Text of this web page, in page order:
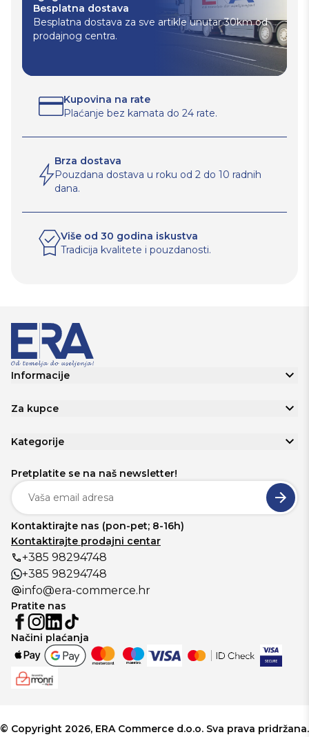
Besplatna dostava
Besplatna dostava za sve artikle unutar 30km od
prodajnog centra.
Kupovina na rate
Plaćanje bez kamata do 24 rate.
Brza dostava
Pouzdana dostava u roku od 2 do 10 radnih
dana.
Više od 30 godina iskustva
Tradicija kvalitete i pouzdanosti.
Informacije
Za kupce
Kategorije
Pretplatite se na naš newsletter!
Kontaktirajte nas (pon-pet; 8-16h)
Kontaktirajte prodajni centar
+385 98294748
+385 98294748
info@era-commerce.hr
Pratite nas
Načini plaćanja
© Copyright 2026, ERA Commerce d.o.o. Sva prava pridržana.